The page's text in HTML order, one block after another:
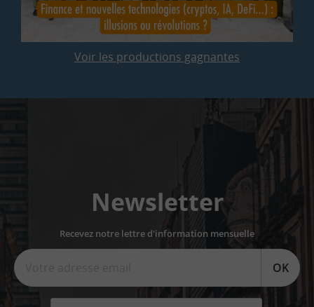
Voir les productions gagnantes
Newsletter
Recevez notre lettre d'information mensuelle
OK